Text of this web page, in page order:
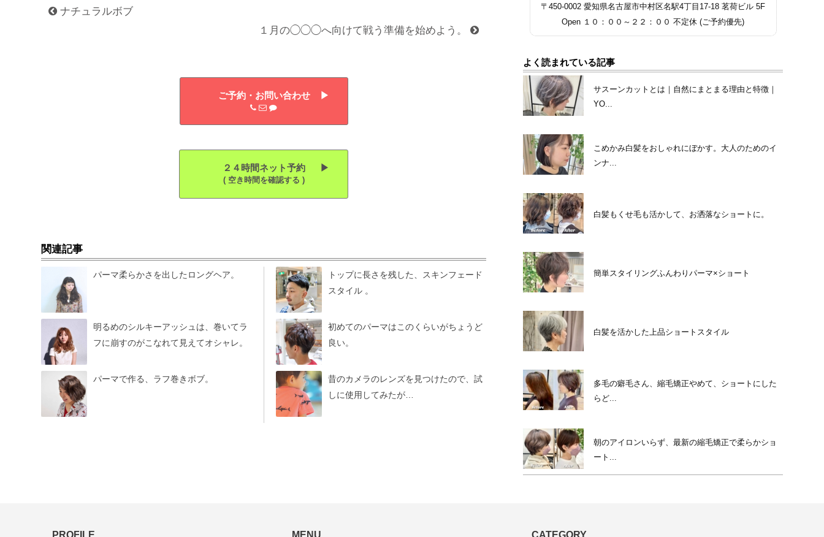
ナチュラルボブ
１月の◯◯◯へ向けて戦う準備を始めよう。
ご予約・お問い合わせ ▶︎
２４時間ネット予約 ▶︎
( 空き時間を確認する )
関連記事
パーマ柔らかさを出したロングヘア。
明るめのシルキーアッシュは、巻いてラ
フに崩すのがこなれて見えてオシャレ。
パーマで作る、ラフ巻きボブ。
トップに長さを残した、スキンフェード
スタイル 。
初めてのパーマはこのくらいがちょうど
良い。
昔のカメラのレンズを見つけたので、試
しに使用してみたが…
〒450-0002 愛知県名古屋市中村区名駅4丁目17-18 茗荷ビル 5F
Open １０：００～２２：００ 不定休 (ご予約優先)
よく読まれている記事
サスーンカットとは｜自然にまとまる理由と特徴｜
YO...
こめかみ白髪をおしゃれにぼかす。大人のためのイ
ンナ...
白髪もくせ毛も活かして、お洒落なショートに。
簡単スタイリングふんわりパーマ×ショート
白髪を活かした上品ショートスタイル
多毛の癖毛さん、縮毛矯正やめて、ショートにした
らど...
朝のアイロンいらず、最新の縮毛矯正で柔らかショ
ート...
PROFILE MENU CATEGORY